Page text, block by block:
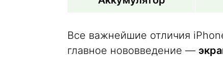
Все важнейшие отличия
главное нововведение —